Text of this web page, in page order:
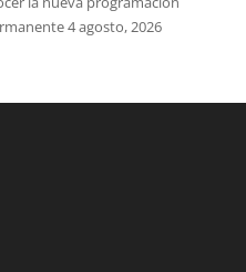
4 agosto, 2026